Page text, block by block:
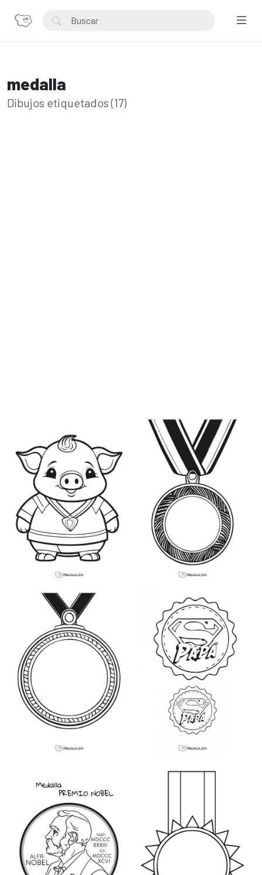
medalla
Dibujos etiquetados (17)